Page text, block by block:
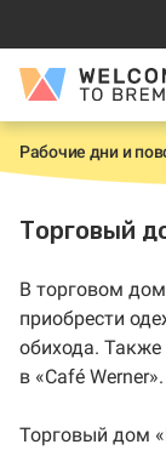
содержанию
Welcome
Bremen
Г
л
в
н
Рабочие дни и
Торговый
В торговом
приобрести
обихода.
в «Café Werner».
Торговый дом